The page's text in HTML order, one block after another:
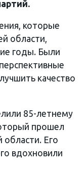
которые
области,
годы. Были
качество
85-летнему
прошел
области. Его
вдохновили